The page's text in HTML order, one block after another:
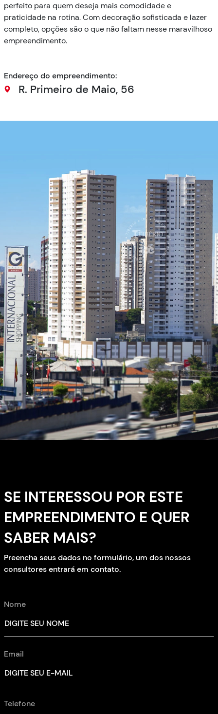
perfeito para quem deseja mais comodidade e
praticidade na rotina. Com decoração sofisticada e lazer
completo, opções são o que não faltam nesse maravilhoso
empreendimento.
Endereço do empreendimento:
R. Primeiro de Maio, 56
SE INTERESSOU POR ESTE
EMPREENDIMENTO E QUER
SABER MAIS?
Preencha seus dados no formulário, um dos nossos
consultores entrará em contato.
Nome
Email
Telefone